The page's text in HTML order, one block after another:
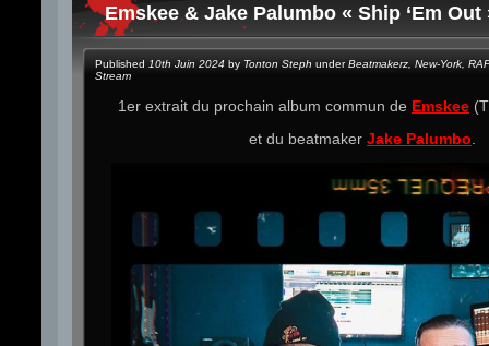
Emskee & Jake Palumbo « Ship ‘Em Out
Published 10th Juin 2024 by Tonton Steph underBeatmakerz New-York RAP
Stream
1er extrait du prochain album commun de Emskee
et du beatmaker Jake Palumbo